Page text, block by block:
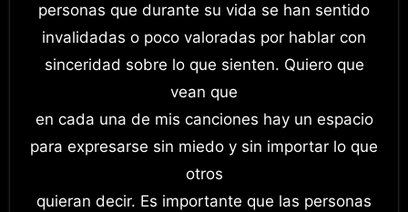
personas que durante su vida se han sentido
invalidadas o poco valoradas por hablar con
sinceridad sobre lo que sienten. Quiero que
vean que
en cada una de mis canciones hay un espacio
para expresarse sin miedo y sin importar lo que
otros
quieran decir. Es importante que las personas